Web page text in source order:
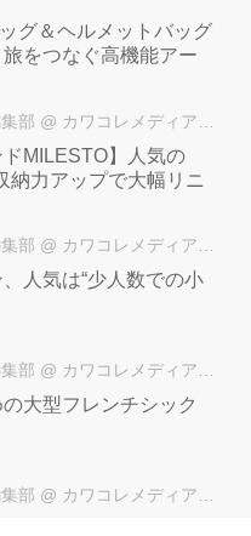
グ＆ヘルメットバッグ
をつなぐ高機能アー
部 @ カワコレメディア編集部
ドMILESTO】人気の
納力アップで大幅リニ
部 @ カワコレメディア編集部
人気は“少人数での小
部 @ カワコレメディア編集部
大型フレンチシック
部 @ カワコレメディア編集部